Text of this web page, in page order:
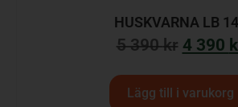
HUSKVARNA LB
5 390kr 4 390
Lägg till i varukorg